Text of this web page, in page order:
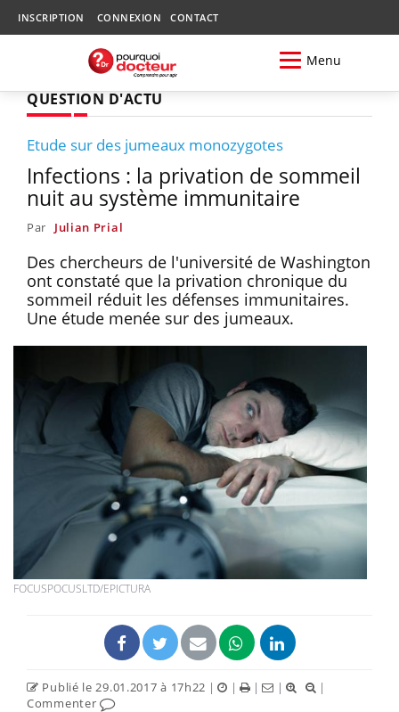
INSCRIPTION CONNEXION CONTACT
Menu
QUESTION D'ACTU
Etude sur des jumeaux monozygotes
Infections : la privation de sommeil
nuit au système immunitaire
Par Julian Prial
Des chercheurs de l'université de Washington
ont constaté que la privation chronique du
sommeil réduit les défenses immunitaires.
Une étude menée sur des jumeaux.
FOCUSPOCUSLTD/EPICTURA
Publié le 29.01.2017 à 17h22 | | | |
|
Commenter